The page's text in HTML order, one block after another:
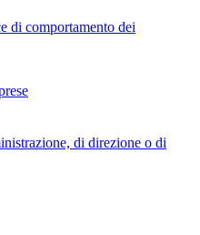
di comportamento dei
di direzione o di